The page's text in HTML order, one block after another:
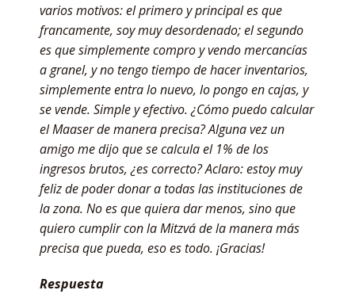
varios motivos: el primero y principal es que
francamente, soy muy desordenado; el segundo
es que simplemente compro y vendo mercancías
a granel, y no tengo tiempo de hacer inventarios,
simplemente entra lo nuevo, lo pongo en cajas, y
se vende. Simple y efectivo. ¿Cómo puedo calcular
el Maaser de manera precisa? Alguna vez un
amigo me dijo que se calcula el 1% de los
ingresos brutos, ¿es correcto? Aclaro: estoy muy
feliz de poder donar a todas las instituciones de
la zona. No es que quiera dar menos, sino que
quiero cumplir con la Mitzvá de la manera más
precisa que pueda, eso es todo. ¡Gracias!
Respuesta